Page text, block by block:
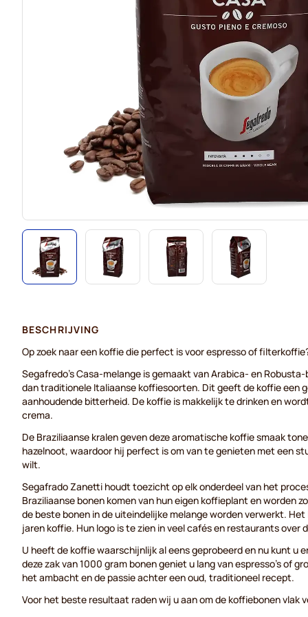
BESCHRIJVING
Op zoek naar een koffie die perfect is voor espresso of
Segafredo's Casa-melange is gemaakt van Arabica- en
dan traditionele Italiaanse koffiesoorten. Dit geeft de koffie een
aanhoudende bitterheid. De koffie is makkelijk te drinken en
crema.
De Braziliaanse kralen geven deze aromatische koffie smaak
hazelnoot, waardoor hij perfect is om van te genieten met een
wilt.
Segafrado Zanetti houdt toezicht op elk onderdeel van het
Braziliaanse bonen komen van hun eigen koffieplant en worden
de beste bonen in de uiteindelijke melange worden verwerkt.
jaren koffie. Hun logo is te zien in veel cafés en restaurants over
U heeft de koffie waarschijnlijk al eens geprobeerd en nu kunt u
deze zak van 1000 gram bonen geniet u lang van espresso's of
het ambacht en de passie achter een oud, traditioneel recept.
Voor het beste resultaat raden wij u aan om de koffiebonen vlak